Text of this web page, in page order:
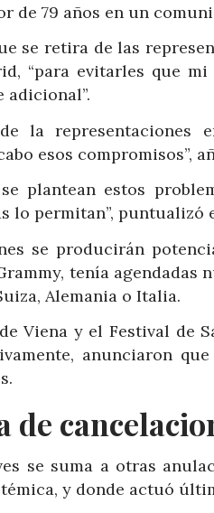
de 79 años en un
se retira de las
“para evitarles que
la
esos compromisos”,
plantean estos
lo permitan”, puntualizó
se producirán
tenía
Alemania o Italia.
Viena y el Festival de
anunciaron
de
se suma a otras
y donde actuó